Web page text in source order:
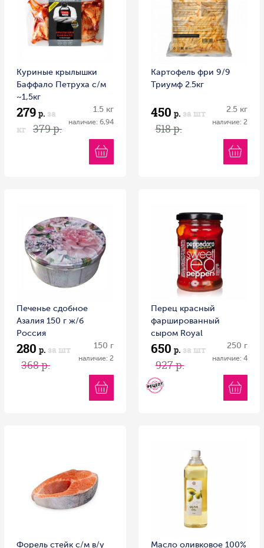
Куриные крылышки
Баффало Петруха с/м
~1,5кг
279 р. за
кг
379 р.
1.5 кг
наличие: 6,94
Картофель фри 9/9
Триумф 2.5кг
450 р. за шт
518 р.
2.5 кг
наличие: 2
Печенье сдобное
Азалия 150 г ж/б
Россия
280 р. за шт
368 р.
150 г
наличие: 2
Перец красный
фаршированный
сыром Royal
Mediterran DELPHI 250
г ст/б Греция
650 р. за шт
927 р.
250 г
наличие: 4
Форель стейк с/м в/у
Масло оливковое 100%